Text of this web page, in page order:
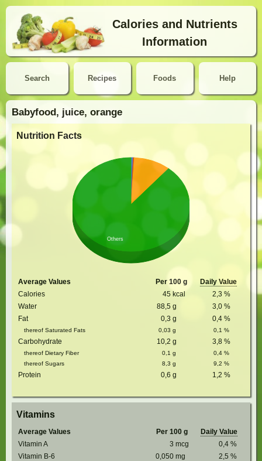
Calories and Nutrients
Information
Search Help
Recipes Foods
Babyfood, juice, orange
Nutrition Facts
Others
Average Values Per 100 g
Daily Value
Calories
45 kcal 2,3 %
Water
88,5 g 3,0 %
Fat
0,3 g 0,4 %
thereof Saturated Fats 0,03 g 0,1 %
Carbohydrate 10,2 g 3,8 %
thereof Dietary Fiber 0,1 g 0,4 %
thereof Sugars
8,3 g 9,2 %
Protein 0,6 g 1,2 %
Vitamins
Average Values Per 100 g
Daily Value
Vitamin A
3 mcg 0,4 %
Vitamin B-6
0,050 mg 2,5 %